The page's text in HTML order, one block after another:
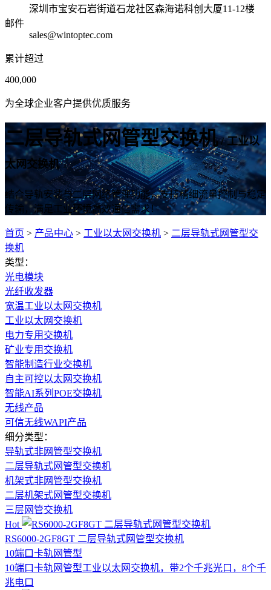
深圳市宝安石岩街道石龙社区森海诺科创大厦11-12楼
邮件
sales@wintoptec.com
累计超过
400,000
为全球企业客户提供优质服务
二层导轨式网管型交换机/ 工业以
太网交换机
结合导轨安装与二层网络管理功能，支持精细流量控制与稳定
传输，满足工业环境高效通信需求！
首页 > 产品中心 > 工业以太网交换机 > 二层导轨式网管型交
换机
类型：
光电模块
光纤收发器
宽温工业以太网交换机
工业以太网交换机
电力专用交换机
矿业专用交换机
智能制造行业交换机
自主可控以太网交换机
智能AI系列POE交换机
无线产品
可信无线WAPI产品
细分类型：
导轨式非网管型交换机
二层导轨式网管型交换机
机架式非网管型交换机
二层机架式网管型交换机
三层网管交换机
Hot
RS6000-2GF8GT 二层导轨式网管型交换机
10端口卡轨网管型
10端口卡轨网管型工业以太网交换机，带2个千兆光口，8个千
兆电口